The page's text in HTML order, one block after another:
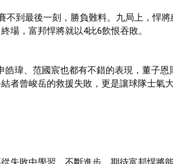
不到最後一刻，勝負難料。九局上，悍將
場，富邦悍將就以4比6飲恨吞敗。
瑋、范國宸也都有不錯的表現，董子恩
者曾峻岳的救援失敗，更是讓球隊士氣大